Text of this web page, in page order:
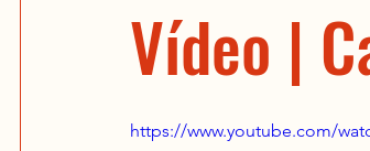
Vídeo |
https://www.youtube.com/